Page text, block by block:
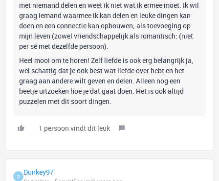
met niemand delen en weet ik niet wat ik ermee moet. Ik wil
graag iemand waarmee ik kan delen en leuke dingen kan
doen en een connectie kan opbouwen; als toevoeging op
mijn leven (zowel vriendschappelijk als romantisch: (niet
per sé met dezelfde persoon).
Heel mooi om te horen! Zelf liefde is ook erg belangrijk ja,
wel schattig dat je ook best wat liefde over hebt en het
graag aan andere wilt geven en delen. Alleen nog een
beetje uitzoeken hoe je dat gaat doen. Het is ook altijd
puzzelen met dit soort dingen.
1 persoon vindt dit leuk
D Dunkey97